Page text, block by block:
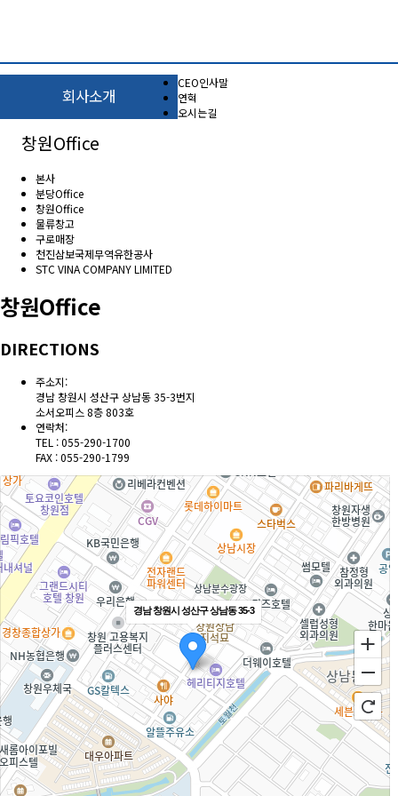
밴더소개
회사소개
CEO인사말
연혁
오시는길
창원Office
본사
분당Office
창원Office
물류창고
구로매장
천진삼보국제무역유한공사
STC VINA COMPANY LIMITED
창원Office
DIRECTIONS
주소지:
경남 창원시 성산구 상남동 35-3번지
소서오피스 8층 803호
연락처:
TEL : 055-290-1700
FAX : 055-290-1799
경남 창원시 성산구 상남동 35-3